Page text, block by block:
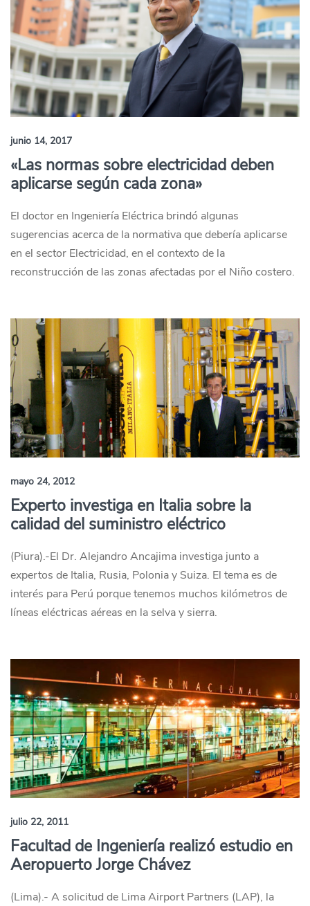
junio 14, 2017
«Las normas sobre electricidad deben
aplicarse según cada zona»
El doctor en Ingeniería Eléctrica brindó algunas
sugerencias acerca de la normativa que debería aplicarse
en el sector Electricidad, en el contexto de la
reconstrucción de las zonas afectadas por el Niño costero.
mayo 24, 2012
Experto investiga en Italia sobre la
calidad del suministro eléctrico
(Piura).-El Dr. Alejandro Ancajima investiga junto a
expertos de Italia, Rusia, Polonia y Suiza. El tema es de
interés para Perú porque tenemos muchos kilómetros de
líneas eléctricas aéreas en la selva y sierra.
julio 22, 2011
Facultad de Ingeniería realizó estudio en
Aeropuerto Jorge Chávez
(Lima).- A solicitud de Lima Airport Partners (LAP), la